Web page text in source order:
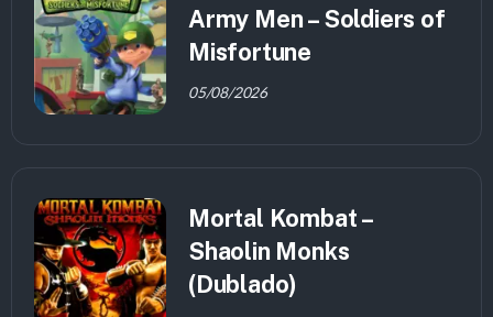
Army Men – Soldiers of
Misfortune
05/08/2026
Mortal Kombat –
Shaolin Monks
(Dublado)